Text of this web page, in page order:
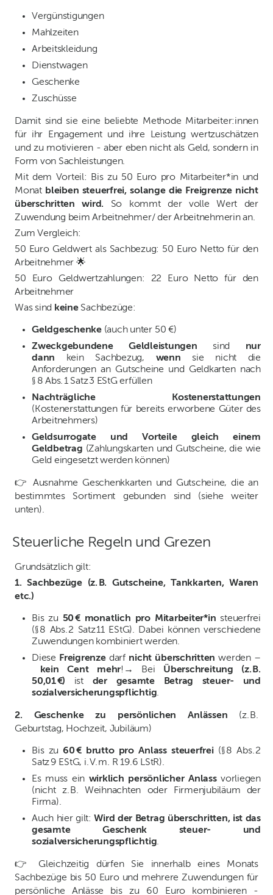
Vergünstigungen
Mahlzeiten
Arbeitskleidung
Dienstwagen
Geschenke
Zuschüsse
Damit sind sie eine beliebte Methode Mitarbeiter:innen
für ihr Engagement und ihre Leistung wertzuschätzen
und zu motivieren - aber eben nicht als Geld, sondern in
Form von Sachleistungen.
Mit dem Vorteil: Bis zu 50 Euro pro Mitarbeiter*in und
Monat bleiben steuerfrei, solange die Freigrenze nicht
überschritten wird. So kommt der volle Wert der
Zuwendung beim Arbeitnehmer/ der Arbeitnehmerin an.
Zum Vergleich:
50 Euro Geldwert als Sachbezug: 50 Euro Netto für den
Arbeitnehmer 🌟
50 Euro Geldwertzahlungen: 22 Euro Netto für den
Arbeitnehmer
Was sind keineSachbezüge:
Geldgeschenke(auch unter 50 €)
Zweckgebundene Geldleistungen sind nur
dann kein Sachbezug, wenn sie nicht die
Anforderungen an Gutscheine und Geldkarten nach
§ 8 Abs. 1 Satz 3 EStG erfüllen
Nachträgliche Kostenerstattungen
(Kostenerstattungen für bereits erworbene Güter des
Arbeitnehmers)
Geldsurrogate und Vorteile gleich einem
Geldbetrag (Zahlungskarten und Gutscheine, die wie
Geld eingesetzt werden können)
👉 Ausnahme Geschenkkarten und Gutscheine, die an
bestimmtes Sortiment gebunden sind (siehe weiter
unten).
Steuerliche Regeln und Grezen
Grundsätzlich gilt:
1. Sachbezüge (z. B. Gutscheine, Tankkarten, Waren
etc.)
Bis zu 50 € monatlich pro Mitarbeiter*in steuerfrei
(§ 8 Abs. 2 Satz 11 EStG). Dabei können verschiedene
Zuwendungen kombiniert werden.
Diese Freigrenzedarf nicht überschritten werden –
kein Cent mehr!→ Bei Überschreitung (z. B.
50,01 €) ist der gesamte Betrag steuer- und
sozialversicherungspflichtig.
2. Geschenke zu persönlichen Anlässen (z. B.
Geburtstag, Hochzeit, Jubiläum)
Bis zu60 € brutto pro Anlass steuerfrei(§ 8 Abs. 2
Satz 9 EStG, i. V. m. R 19.6 LStR).
Es muss ein wirklich persönlicher Anlassvorliegen
(nicht z. B. Weihnachten oder Firmenjubiläum der
Firma).
Auch hier gilt:Wird der Betrag überschritten, ist das
gesamte Geschenk steuer- und
sozialversicherungspflichtig.
👉 Gleichzeitig dürfen Sie innerhalb eines Monats
Sachbezüge bis 50 Euro und mehrere Zuwendungen für
persönliche Anlässe bis zu 60 Euro kombinieren -